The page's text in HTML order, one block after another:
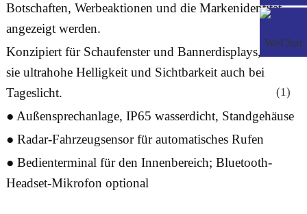
Botschaften, Werbeaktionen und die Markenidentität
angezeigt werden.
Konzipiert für Schaufenster und Bannerdisplays, bieten
sie ultrahohe Helligkeit und Sichtbarkeit auch bei
Tageslicht.
● Außensprechanlage, IP65 wasserdicht, Standgehäuse
● Radar-Fahrzeugsensor für automatisches Rufen
● Bedienterminal für den Innenbereich; Bluetooth-
Headset-Mikrofon optional